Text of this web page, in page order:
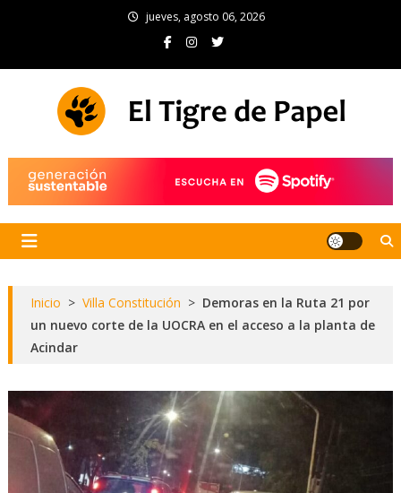
jueves, agosto 06, 2026
Inicio > Villa Constitución > Demoras en la Ruta 21 por
un nuevo corte de la UOCRA en el acceso a la planta de
Acindar